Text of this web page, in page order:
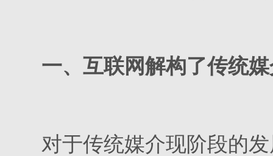
一、互联网解构了传统
对于传统媒介现阶段的